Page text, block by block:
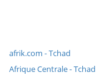
afrik.com - Tchad
Afrique Centrale - Tchad